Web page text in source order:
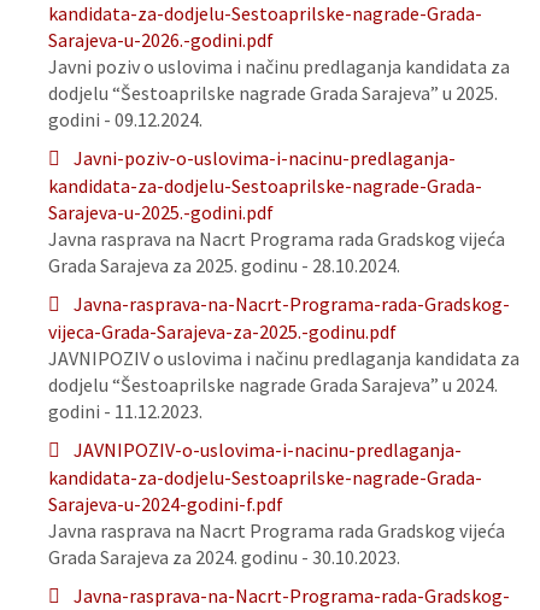
kandidata-za-dodjelu-Sestoaprilske-nagrade-Grada-
Sarajeva-u-2026.-godini.pdf
Javni poziv o uslovima i načinu predlaganja kandidata za
dodjelu “Šestoaprilske nagrade Grada Sarajeva” u 2025.
godini - 09.12.2024.
Javni-poziv-o-uslovima-i-nacinu-predlaganja-
kandidata-za-dodjelu-Sestoaprilske-nagrade-Grada-
Sarajeva-u-2025.-godini.pdf
Javna rasprava na Nacrt Programa rada Gradskog vijeća
Grada Sarajeva za 2025. godinu - 28.10.2024.
Javna-rasprava-na-Nacrt-Programa-rada-Gradskog-
vijeca-Grada-Sarajeva-za-2025.-godinu.pdf
JAVNIPOZIV o uslovima i načinu predlaganja kandidata za
dodjelu “Šestoaprilske nagrade Grada Sarajeva” u 2024.
godini - 11.12.2023.
JAVNIPOZIV-o-uslovima-i-nacinu-predlaganja-
kandidata-za-dodjelu-Sestoaprilske-nagrade-Grada-
Sarajeva-u-2024-godini-f.pdf
Javna rasprava na Nacrt Programa rada Gradskog vijeća
Grada Sarajeva za 2024. godinu - 30.10.2023.
Javna-rasprava-na-Nacrt-Programa-rada-Gradskog-